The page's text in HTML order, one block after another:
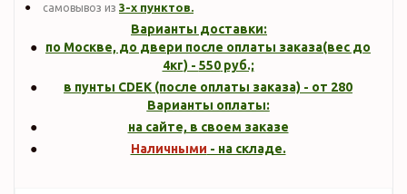
самовывоз из 3-х пунктов.
Варианты доставки:
по Москве, до двери после оплаты заказа(вес до
4кг) - 550руб.;
в пунты CDEK (после оплаты заказа) - от 280
Варианты оплаты:
на сайте, в своем заказе
Наличными - на складе.